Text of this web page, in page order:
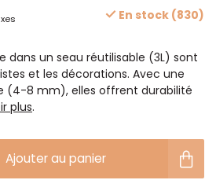
En stock (830)
dans un seau réutilisable (3L) sont
et les décorations. Avec une
(4-8 mm), elles offrent durabilité
plus.
Ajouter au panier